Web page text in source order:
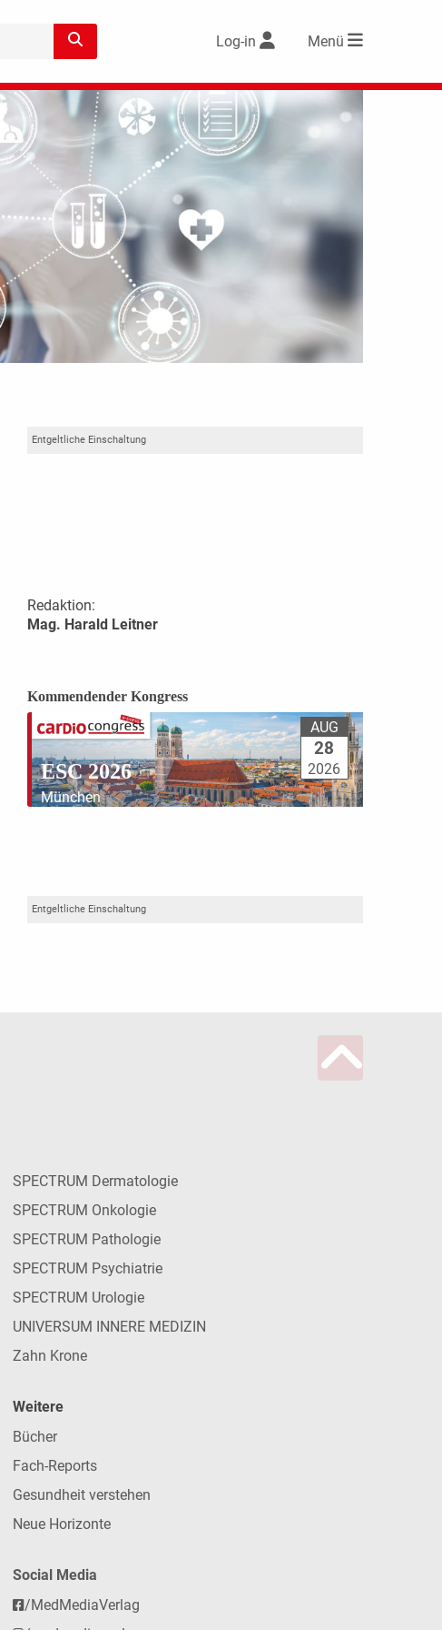
Log-in Menü
Entgeltliche Einschaltung
Redaktion:
Mag. Harald Leitner
Kommendender Kongress
ESC 2026
München
AUG
28
2026
Entgeltliche Einschaltung
SPECTRUM Dermatologie
SPECTRUM Onkologie
SPECTRUM Pathologie
SPECTRUM Psychiatrie
SPECTRUM Urologie
UNIVERSUM INNERE MEDIZIN
Zahn Krone
Weitere
Bücher
Fach-Reports
Gesundheit verstehen
Neue Horizonte
Social Media
/MedMediaVerlag